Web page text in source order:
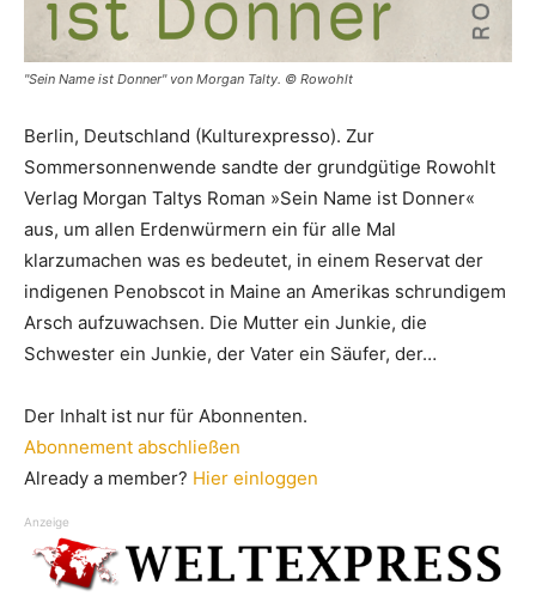
"Sein Name ist Donner" von Morgan Talty. © Rowohlt
Berlin, Deutschland (Kulturexpresso). Zur
Sommersonnenwende sandte der grundgütige Rowohlt
Verlag Morgan Taltys Roman »Sein Name ist Donner«
aus, um allen Erdenwürmern ein für alle Mal
klarzumachen was es bedeutet, in einem Reservat der
indigenen Penobscot in Maine an Amerikas schrundigem
Arsch aufzuwachsen. Die Mutter ein Junkie, die
Schwester ein Junkie, der Vater ein Säufer, der…
Der Inhalt ist nur für Abonnenten.
Abonnement abschließen
Already a member? Hier einloggen
Anzeige